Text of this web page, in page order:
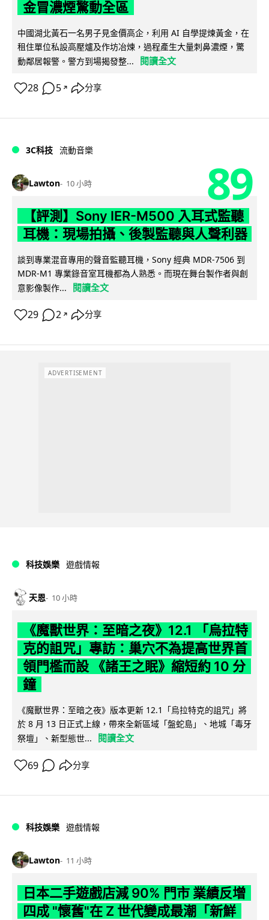
金冒濃煙驚動全區
中國湖北黃石一名男子見金價高企，利用 AI 自學提煉黃金，在
租住單位私設高壓爐及作坊冶煉，過程產生大量刺鼻濃煙，驚
動鄰居報警。警方到場揭發整...
閱讀全文
28 5 ↗ 分享
3C科技 流動音樂
Lawton 10 小時 89
【評測】Sony IER-M500 入耳式監聽
耳機：現場拍攝、後製監聽與人聲利器
談到專業混音專用的聲音監聽耳機，Sony 經典 MDR-7506 到
MDR-M1 專業錄音室耳機都為人熟悉。而現在舞台製作者與創
意影像製作...
閱讀全文
29 2 ↗ 分享
ADVERTISEMENT
科技娛樂 遊戲情報
天恩 10 小時
《魔獸世界：至暗之夜》12.1 「烏拉特
克的詛咒」專訪：巢穴不為提高世界首
領門檻而設 《諸王之眠》縮短約 10 分
鐘
《魔獸世界：至暗之夜》版本更新 12.1「烏拉特克的詛咒」將
於 8 月 13 日正式上線，帶來全新區域「盤蛇島」、地城「毒牙
祭壇」、新型態世...
閱讀全文
69 分享
科技娛樂 遊戲情報
Lawton 11 小時
日本二手遊戲店減 90% 門市 業績反增
四成 "懷舊"在 Z 世代變成最潮「新鮮